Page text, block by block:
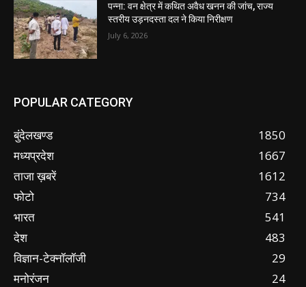
पन्ना: वन क्षेत्र में कथित अवैध खनन की जांच, राज्य
स्तरीय उड़नदस्ता दल ने किया निरीक्षण
July 6, 2026
POPULAR CATEGORY
बुंदेलखण्ड
1850
मध्यप्रदेश
1667
ताजा ख़बरें
1612
फोटो
734
भारत
541
देश
483
विज्ञान-टेक्नॉलॉजी
29
मनोरंजन
24